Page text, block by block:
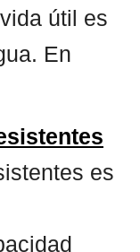
útil es
En
es